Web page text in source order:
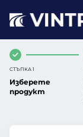
СТЪПКА 1
Изберете
продукт